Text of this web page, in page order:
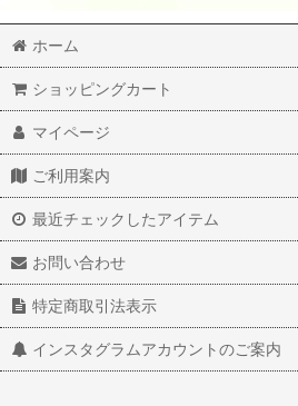
ホーム
ショッピングカート
マイページ
ご利用案内
最近チェックしたアイテム
お問い合わせ
特定商取引法表示
インスタグラムアカウントのご案内